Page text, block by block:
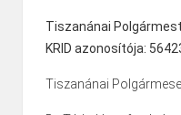
Tiszanánai
KRID azonosítója:
Tiszanánai